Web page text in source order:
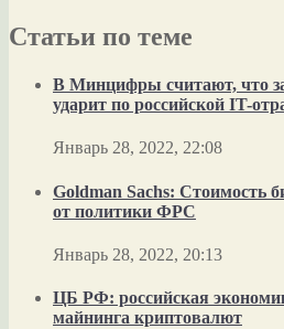
Статьи по теме
В Минцифры считают, что
ударит по российской IT-
Январь 28, 2022, 22:08
Goldman Sachs: Стоимость
от политики ФРС
Январь 28, 2022, 20:13
ЦБ РФ: российская
майнинга криптовалют